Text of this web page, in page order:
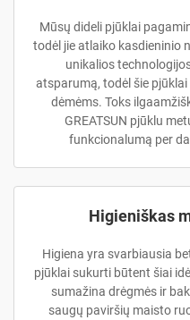
Mūsų dideli pjūklai
todėl jie atlaiko kasdieninio
unikalios
atsparumą, todėl šie
dėmėms. Toks
GREATSUN pjūklu
funkcionalumą per
Higieniškas
Higiena yra svarbiausia
pjūklai sukurti būtent šiai
sumažina drėgmės ir
saugų paviršių maisto